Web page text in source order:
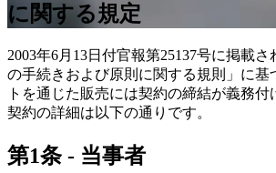
に関する規定
2003年6月13日付官報第25137号に掲載
の手続きおよび原則に関する規則」に基
トを通じた販売には契約の締結が義務付
契約の詳細は以下の通りです。
第1条 - 当事者